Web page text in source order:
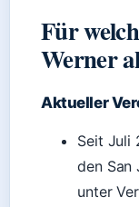
Für
Werner
Aktueller
Seit Juli
den San
unter